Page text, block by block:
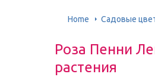
Home Садовые
Роза Пенни
растения